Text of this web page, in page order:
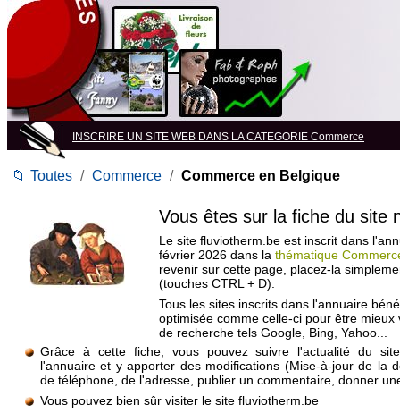
INSCRIRE UN SITE WEB DANS LA CATEGORIE Commerce
📁 Toutes / Commerce / Commerce en Belgique
Vous êtes sur la fiche du site
Le site fluviotherm.be est inscrit dans
février 2026 dans la thématique
revenir sur cette page, placez-la
(touches CTRL + D).
Tous les sites inscrits dans l'annuaire
optimisée comme celle-ci pour être mieux
de recherche tels Google, Bing, Yahoo...
Grâce à cette fiche, vous pouvez suivre l'actualité du
l'annuaire et y apporter des modifications (Mise-à-jour de la
de téléphone, de l'adresse, publier un commentaire, donner
Vous pouvez bien sûr visiter le site fluviotherm.be